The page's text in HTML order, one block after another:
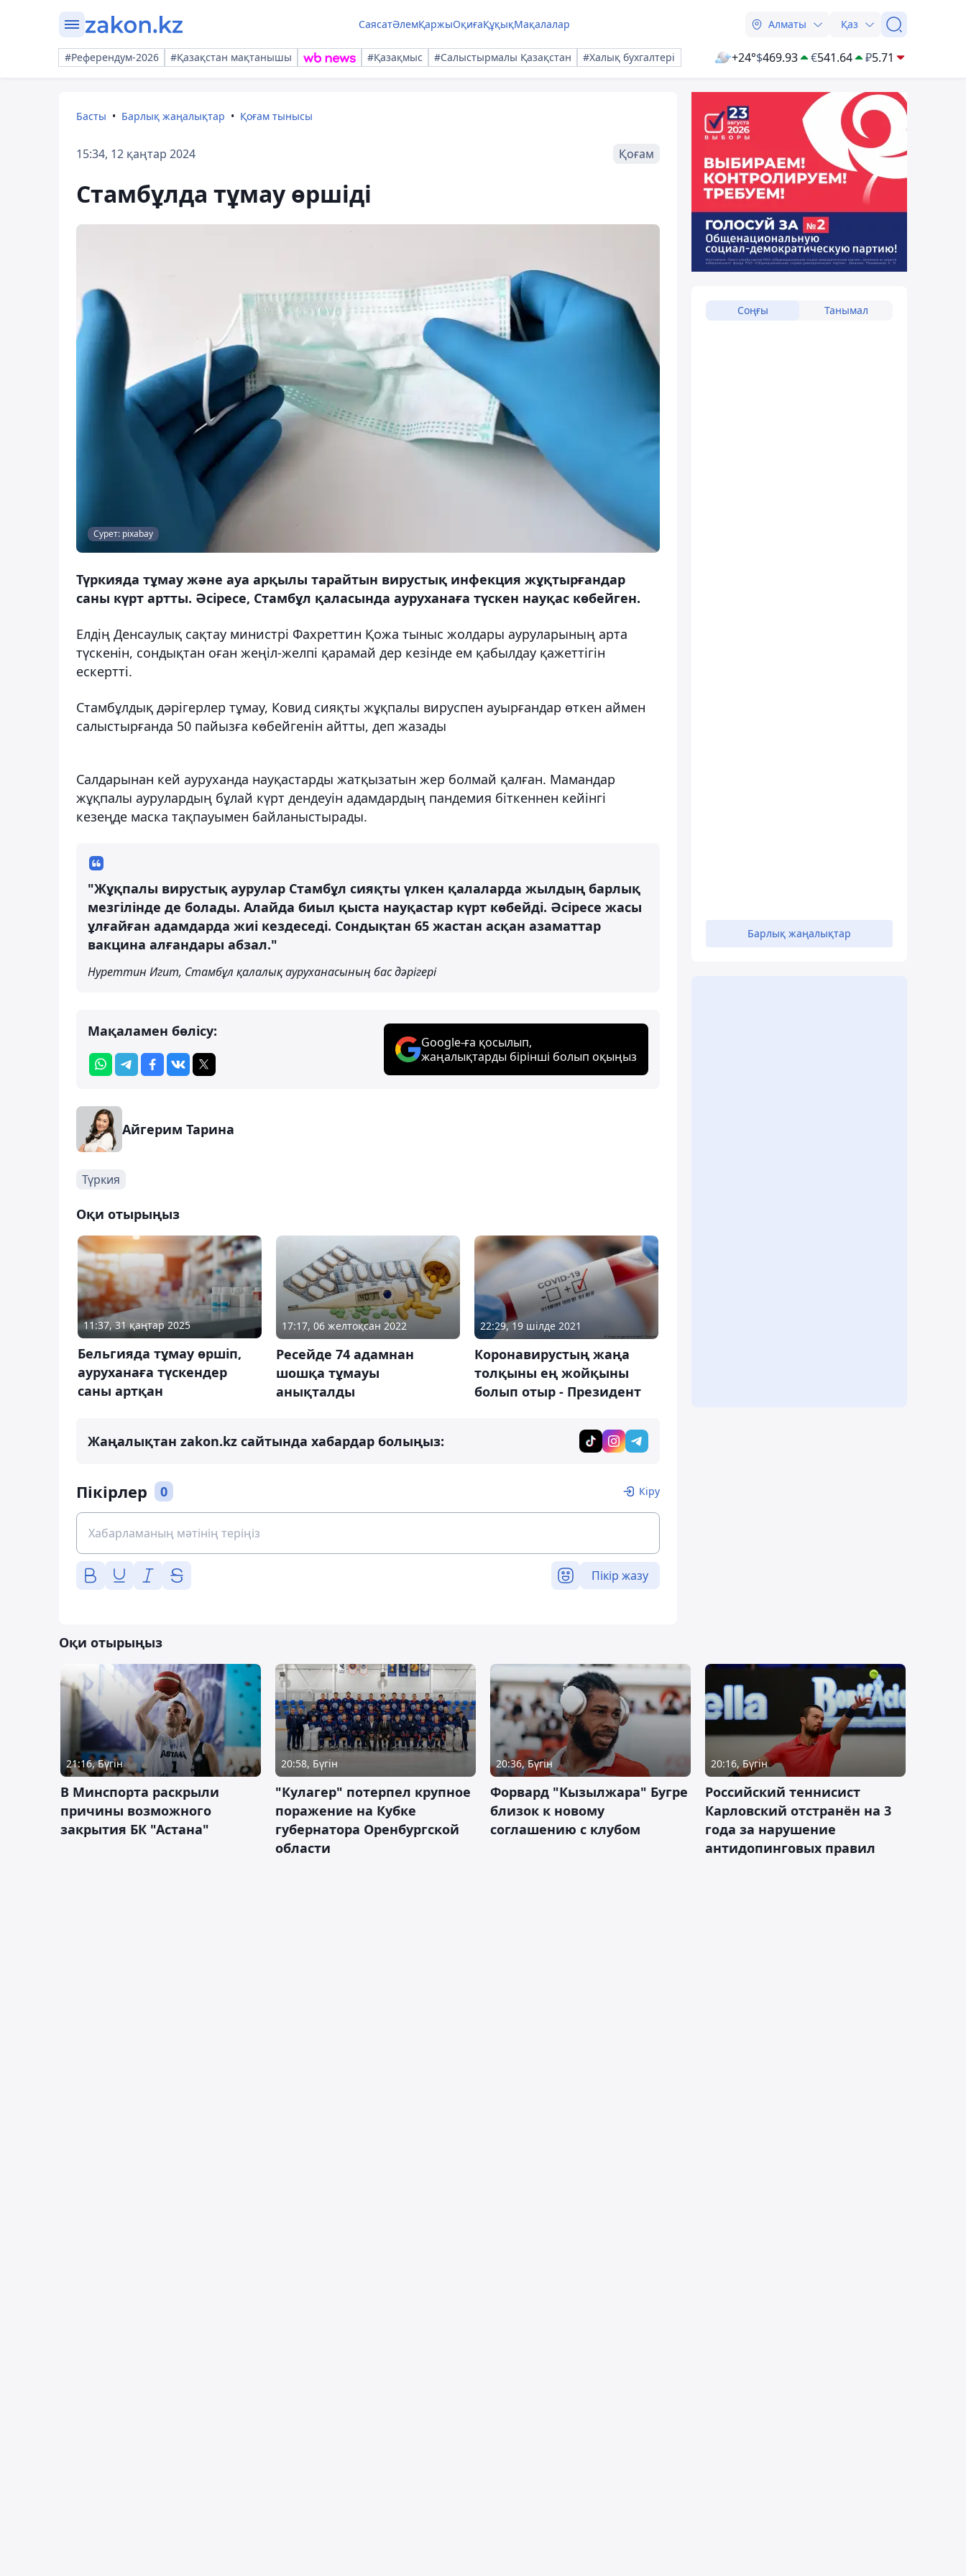
СаясатӘлемҚаржыОқиғаҚұқықМақалалар Алматы Қаз
#Референдум-2026 #Қазақстан мақтанышы #Қазақмыс #Салыстырмалы Қазақстан #Халық бухгалтері +24°$469.93 €541.64 ₽5.71
Басты Барлық жаңалықтар Қоғам тынысы
15:34, 12 қаңтар 2024 Қоғам
Стамбұлда тұмау өршіді
Сурет: pixabay
Түркияда тұмау және ауа арқылы тарайтын вирустық инфекция жұқтырғандар
саны күрт артты. Әсіресе, Стамбұл қаласында ауруханаға түскен науқас көбейген.
Елдің Денсаулық сақтау министрі Фахреттин Қожа тыныс жолдары ауруларының арта
түскенін, сондықтан оған жеңіл-желпі қарамай дер кезінде ем қабылдау қажеттігін
ескертті.
Стамбұлдық дәрігерлер тұмау, Ковид сияқты жұқпалы вируспен ауырғандар өткен аймен
салыстырғанда 50 пайызға көбейгенін айтты, деп жазады
Салдарынан кей ауруханда науқастарды жатқызатын жер болмай қалған. Мамандар
жұқпалы аурулардың бұлай күрт дендеуін адамдардың пандемия біткеннен кейінгі
кезеңде маска тақпауымен байланыстырады.
"Жұқпалы вирустық аурулар Стамбұл сияқты үлкен қалаларда жылдың барлық
мезгілінде де болады. Алайда биыл қыста науқастар күрт көбейді. Әсіресе жасы
ұлғайған адамдарда жиі кездеседі. Сондықтан 65 жастан асқан азаматтар
вакцина алғандары абзал."
Нуреттин Игит, Стамбұл қалалық ауруханасының бас дәрігері
Мақаламен бөлісу:
Google-ға қосылып,
жаңалықтарды бірінші болып оқыңыз
Айгерим Тарина
Түркия
Оқи отырыңыз
11:37, 31 қаңтар 2025
Бельгияда тұмау өршіп,
ауруханаға түскендер
саны артқан
17:17, 06 желтоқсан 2022
Ресейде 74 адамнан
шошқа тұмауы
анықталды
22:29, 19 шілде 2021
Коронавирустың жаңа
толқыны ең жойқыны
болып отыр - Президент
Жаңалықтан zakon.kz сайтында хабардар болыңыз:
Пікірлер 0 Кіру
Пікір жазу
Соңғы Танымал
Барлық жаңалықтар
Оқи отырыңыз
21:16, Бүгін
В Минспорта раскрыли
причины возможного
закрытия БК "Астана"
20:58, Бүгін
"Кулагер" потерпел крупное
поражение на Кубке
губернатора Оренбургской
области
20:36, Бүгін
Форвард "Кызылжара" Бугре
близок к новому
соглашению с клубом
20:16, Бүгін
Российский теннисист
Карловский отстранён на 3
года за нарушение
антидопинговых правил